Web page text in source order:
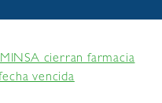
cierran farmacia
vencida